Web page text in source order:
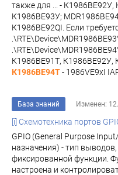
также для ... - К1986ВЕ92У,
К1986ВЕ93У;
К1986ВЕ92QI. Если
К1986ВЕ91Т, К1986ВЕ92У,
К1986ВЕ94Т- 1986VE9xI
База знаний Изменен:
[i] Схемотехника портов
GPIO (General Purpose
назначения) - тип
фиксированной функции.
настроена и